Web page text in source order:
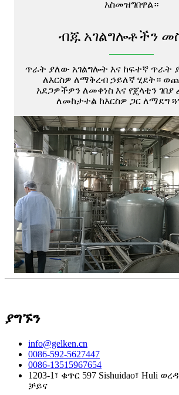
አስመዝግበዋል።
ብጁ አገልግሎቶችን
ጥራት ያለው አገልግሎት እና ከፍተኛ ጥራት
ለእርስዎ ለማቅረብ ኃይለኛ ሂደት።
አደጋዎችዎን ለመቀነስ እና የጄላቲን ገበያ
ለመከታተል ከእርስዎ ጋር ለማደግ
ያግኙን
info@gelken.cn
0086-592-5627447
0086-13515967654
1203-1፣ ቁጥር 597 Sishuidao፣ Huli
ቻይና